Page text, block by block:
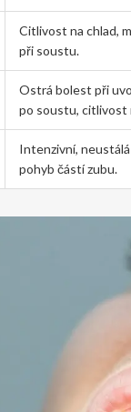
Citlivost na chlad,
při soustu.
Ostrá bolest při
po soustu, citlivost
Intenzivní,
pohyb částí zubu.